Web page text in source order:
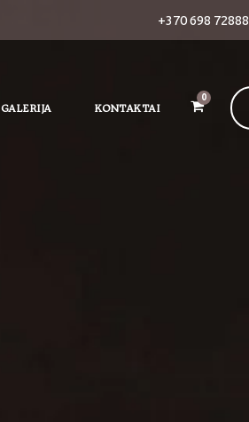
+370 698 72888
GALERIJA KONTAKTAI
0